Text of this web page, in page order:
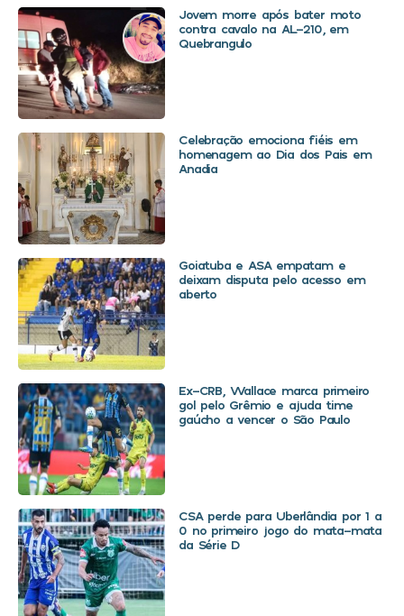
Jovem morre após bater moto
contra cavalo na AL-210, em
Quebrangulo
Celebração emociona fiéis em
homenagem ao Dia dos Pais em
Anadia
Goiatuba e ASA empatam e
deixam disputa pelo acesso em
aberto
Ex-CRB, Wallace marca primeiro
gol pelo Grêmio e ajuda time
gaúcho a vencer o São Paulo
CSA perde para Uberlândia por 1 a
0 no primeiro jogo do mata-mata
da Série D